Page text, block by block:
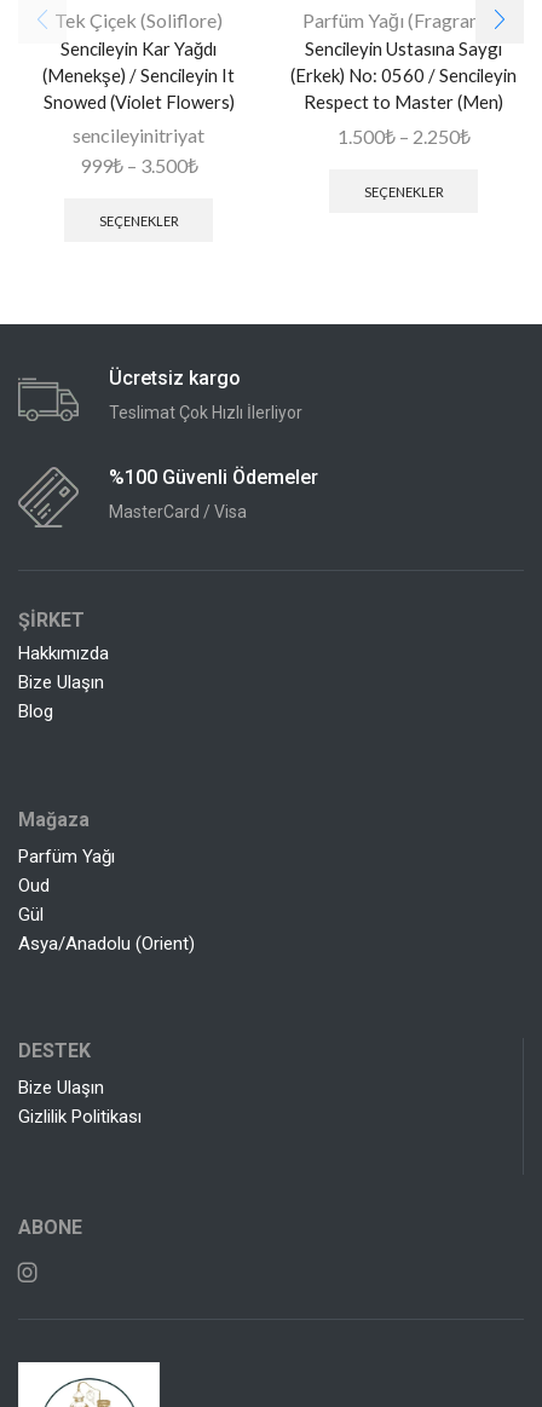
Tek Çiçek (Soliflore)
Sencileyin Kar Yağdı
(Menekşe) / Sencileyin It
Snowed (Violet Flowers)
sencileyinitriyat
999₺– 3.500₺
SEÇENEKLER
Parfüm Yağı (Fragrance)
Sencileyin Ustasına Saygı
(Erkek) No: 0560 / Sencileyin
Respect to Master (Men)
1.500₺– 2.250₺
SEÇENEKLER
Ücretsiz kargo
Teslimat Çok Hızlı İlerliyor
%100 Güvenli Ödemeler
MasterCard / Visa
ŞİRKET
Hakkımızda
Bize Ulaşın
Blog
Mağaza
Parfüm Yağı
Oud
Gül
Asya/Anadolu (Orient)
DESTEK
Bize Ulaşın
Gizlilik Politikası
ABONE